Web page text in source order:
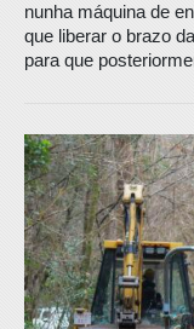
nunha máquina de
que liberar o brazo
para que